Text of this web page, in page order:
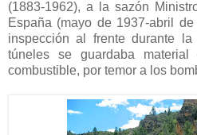
(1883-1962), a la sazón
España (mayo de 1937-abril
inspección al frente durante
túneles se guardaba material
combustible, por temor a los